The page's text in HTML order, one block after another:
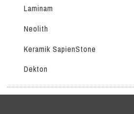
Laminam
Neolith
Keramik SapienStone
Dekton